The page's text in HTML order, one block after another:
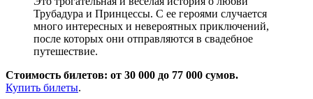
Трубадура и Принцессы. С ее героями случается
много интересных и невероятных приключений,
после которых они отправляются в свадебное
путешествие.
Стоимость билетов: от 30 000 до 77 000 сумов.
Купить билеты.